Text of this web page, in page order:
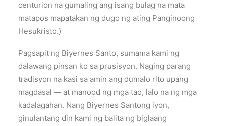
centurion na gumaling ang isang bulag na mata
matapos mapatakan ng dugo ng ating Panginoong
Hesukristo.)
Pagsapit ng Biyernes Santo, sumama kami ng
dalawang pinsan ko sa prusisyon. Naging parang
tradisyon na kasi sa amin ang dumalo rito upang
magdasal — at manood ng mga tao, lalo na ng mga
kadalagahan. Nang Biyernes Santong iyon,
ginulantang din kami ng balita ng biglaang